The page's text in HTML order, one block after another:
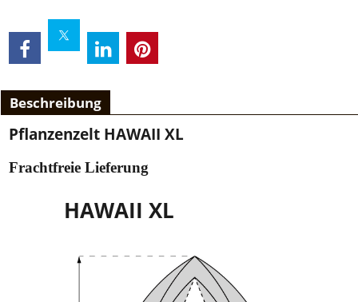
Beschreibung
Pflanzenzelt HAWAII XL
Frachtfreie Lieferung
HAWAII XL